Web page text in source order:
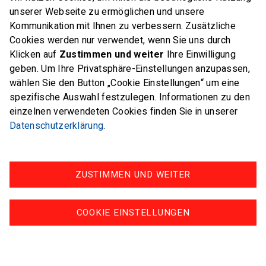
COOL & CLEAN
unserer Webseite zu ermöglichen und unsere
Kommunikation mit Ihnen zu verbessern. Zusätzliche
Cookies werden nur verwendet, wenn Sie uns durch
Klicken auf Zustimmen und weiter Ihre Einwilligung
geben. Um Ihre Privatsphäre-Einstellungen anzupassen,
wählen Sie den Button „Cookie Einstellungen“ um eine
spezifische Auswahl festzulegen. Informationen zu den
einzelnen verwendeten Cookies finden Sie in unserer
Datenschutzerklärung.
COOKIE EINSTELLUNGEN
ZUSTIMMEN UND WEITER